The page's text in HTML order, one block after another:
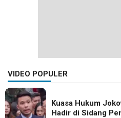
VIDEO POPULER
Kuasa Hukum
Hadir di Sidang